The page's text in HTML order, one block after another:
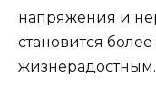
напряжения и
становится
жизнерадостным.